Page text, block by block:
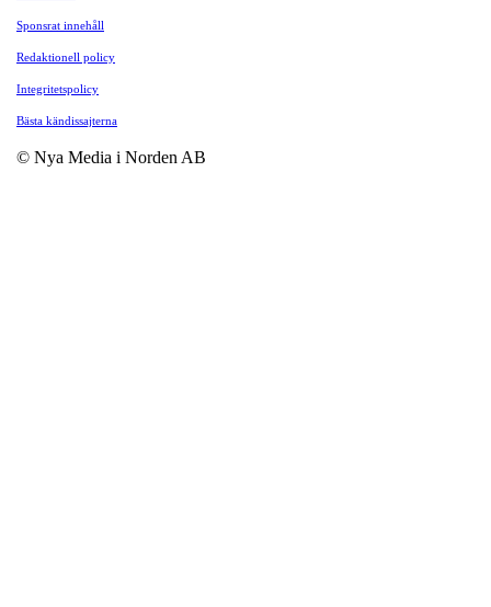
Sponsrat innehåll
Redaktionell policy
Integritetspolicy
Bästa kändissajterna
© Nya Media i Norden AB